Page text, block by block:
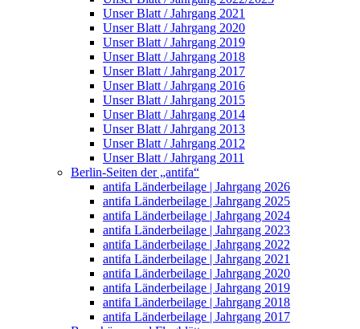
Unser Blatt / Jahrgang 2021
Unser Blatt / Jahrgang 2020
Unser Blatt / Jahrgang 2019
Unser Blatt / Jahrgang 2018
Unser Blatt / Jahrgang 2017
Unser Blatt / Jahrgang 2016
Unser Blatt / Jahrgang 2015
Unser Blatt / Jahrgang 2014
Unser Blatt / Jahrgang 2013
Unser Blatt / Jahrgang 2012
Unser Blatt / Jahrgang 2011
Berlin-Seiten der „antifa“
antifa Länderbeilage | Jahrgang 2026
antifa Länderbeilage | Jahrgang 2025
antifa Länderbeilage | Jahrgang 2024
antifa Länderbeilage | Jahrgang 2023
antifa Länderbeilage | Jahrgang 2022
antifa Länderbeilage | Jahrgang 2021
antifa Länderbeilage | Jahrgang 2020
antifa Länderbeilage | Jahrgang 2019
antifa Länderbeilage | Jahrgang 2018
antifa Länderbeilage | Jahrgang 2017